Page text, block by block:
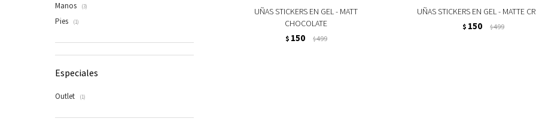
UÑAS STICKERS EN GEL - MATT
CHOCOLATE
$ 150 $499
UÑAS STICKERS EN GEL - MATTE
$ 150 $499
Manos (3)
Pies (1)
Especiales
Outlet (1)